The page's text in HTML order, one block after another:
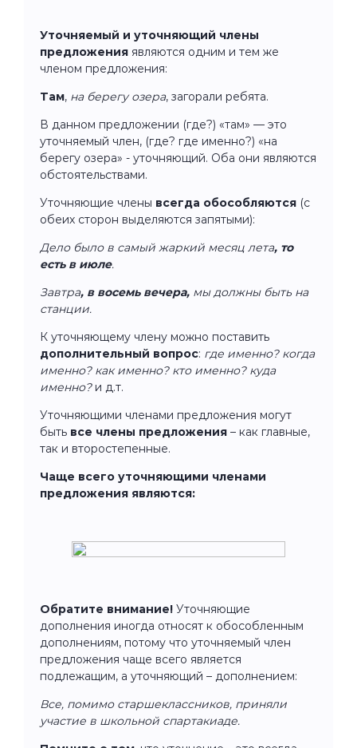
Уточняемый и уточняющий члены
предложения являются одним и тем же
членом предложения:
Там, на берегу озера, загорали ребята.
В данном предложении (где?) «там» — это
уточняемый член, (где? где именно?) «на
берегу озера» - уточняющий. Оба они являются
обстоятельствами.
Уточняющие члены всегда обособляются (с
обеих сторон выделяются запятыми):
Дело было в самый жаркий месяц лета, то
есть в июле.
Завтра, в восемь вечера, мы должны быть на
станции.
К уточняющему члену можно поставить
дополнительный вопрос: где именно? когда
именно? как именно? кто именно? куда
именно? и д.т.
Уточняющими членами предложения могут
быть все члены предложения – как главные,
так и второстепенные.
Чаще всего уточняющими членами
предложения являются:
Обратите внимание! Уточняющие
дополнения иногда относят к обособленным
дополнениям, потому что уточняемый член
предложения чаще всего является
подлежащим, а уточняющий – дополнением:
Все, помимо старшеклассников, приняли
участие в школьной спартакиаде.